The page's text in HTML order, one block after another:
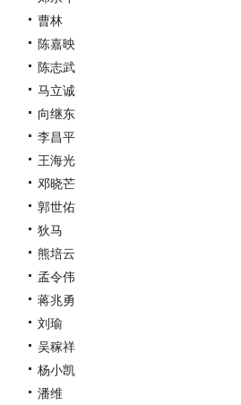
曹林
陈嘉映
陈志武
马立诚
向继东
李昌平
王海光
邓晓芒
郭世佑
狄马
熊培云
孟令伟
蒋兆勇
刘瑜
吴稼祥
杨小凯
潘维